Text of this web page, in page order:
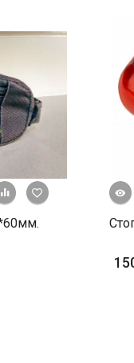
+ К сравнению
В
просмотр